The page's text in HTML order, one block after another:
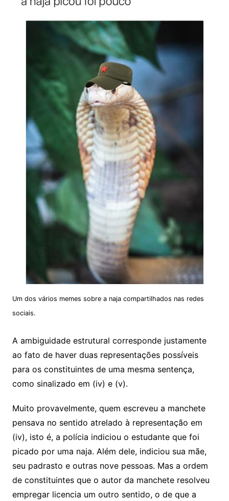
Um dos vários memes sobre a naja compartilhados nas redes
sociais.
A ambiguidade estrutural corresponde justamente
ao fato de haver duas representações possíveis
para os constituintes de uma mesma sentença,
como sinalizado em (iv) e (v).
Muito provavelmente, quem escreveu a manchete
pensava no sentido atrelado à representação em
(iv), isto é, a polícia indiciou o estudante que foi
picado por uma naja. Além dele, indiciou sua mãe,
seu padrasto e outras nove pessoas. Mas a ordem
de constituintes que o autor da manchete resolveu
empregar licencia um outro sentido, o de que a